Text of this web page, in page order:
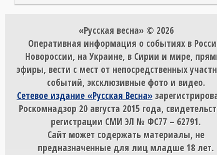
«Русская весна» © 2026
Оперативная информация о событиях в
Новороссии, на Украине, в Сирии и мире,
эфиры, вести с мест от непосредственных
событий, эксклюзивные фото и видео.
Сетевое издание «Русская Весна»
Роскомнадзор 20 августа 2015 года,
регистрации СМИ ЭЛ № ФС77 – 62791.
Сайт может содержать материалы, не
предназначенные для лиц младше 18 лет.